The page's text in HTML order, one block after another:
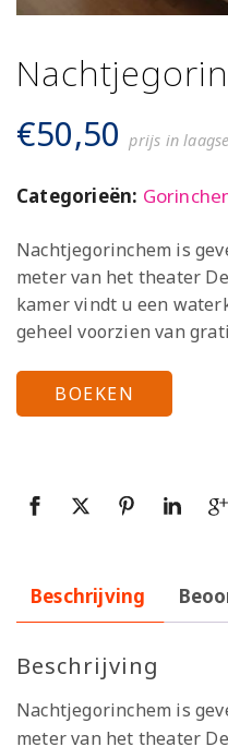
€50,50 prijs in
Categorieën:
Nachtjegorinchem is
meter van het theater
kamer vindt u een
geheel voorzien van
BOEKEN
Beschrijving
Beschrijving
Nachtjegorinchem is
meter van het theater